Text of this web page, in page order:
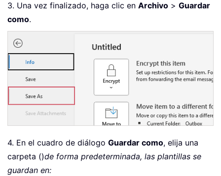
3. Una vez finalizado, haga clic en Archivo > Guardar
como.
4. En el cuadro de diálogo Guardar como, elija una
carpeta ()de forma predeterminada, las plantillas se
guardan en: